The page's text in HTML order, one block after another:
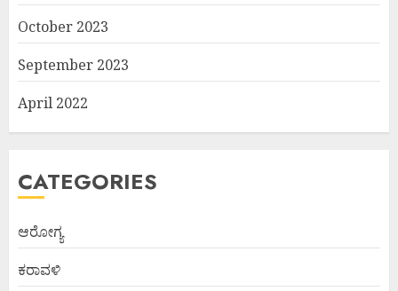
October 2023
September 2023
April 2022
CATEGORIES
ಆರೋಗ್ಯ
ಕರಾವಳಿ